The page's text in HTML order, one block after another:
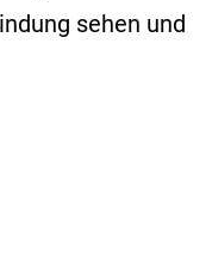
sehen und